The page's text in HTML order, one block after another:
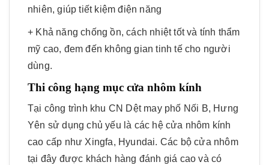
nhiên, giúp tiết kiệm điện năng
+ Khả năng chống ồn, cách nhiệt tốt và tính thẩm
mỹ cao, đem đến không gian tinh tế cho người
dùng.
Thi công hạng mục cửa nhôm kính
Tại công trình khu CN Dệt may phố Nối B, Hưng
Yên sử dụng chủ yếu là các hệ cửa nhôm kính
cao cấp như Xingfa, Hyundai. Các bộ cửa nhôm
tại đây được khách hàng đánh giá cao và có